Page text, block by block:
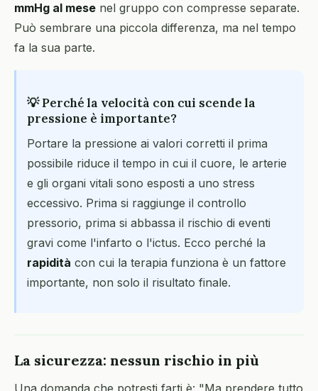
mmHg al mese nel gruppo con compresse separate.
Può sembrare una piccola differenza, ma nel tempo
fa la sua parte.
💡 Perché la velocità con cui scende la
pressione è importante?
Portare la pressione ai valori corretti il prima
possibile riduce il tempo in cui il cuore, le arterie
e gli organi vitali sono esposti a uno stress
eccessivo. Prima si raggiunge il controllo
pressorio, prima si abbassa il rischio di eventi
gravi come l'infarto o l'ictus. Ecco perché la
rapidità con cui la terapia funziona è un fattore
importante, non solo il risultato finale.
La sicurezza: nessun rischio in più
Una domanda che potresti farti è: "Ma prendere tutto